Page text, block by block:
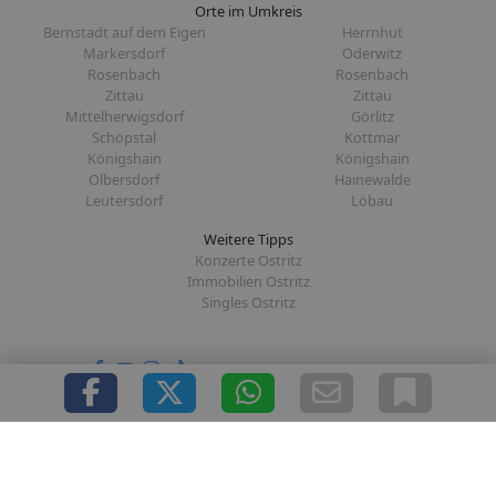
Orte im Umkreis
Bernstadt auf dem Eigen
Herrnhut
Markersdorf
Oderwitz
Rosenbach
Rosenbach
Zittau
Zittau
Mittelherwigsdorf
Görlitz
Schöpstal
Kottmar
Königshain
Königshain
Olbersdorf
Hainewalde
Leutersdorf
Löbau
Weitere Tipps
Konzerte Ostritz
Immobilien Ostritz
Singles Ostritz